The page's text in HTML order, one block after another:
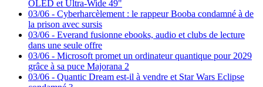
OLED et Ultra-Wide 49"
03/06 - Cyberharcèlement : le rappeur Booba condamné à de
la prison avec sursis
03/06 - Everand fusionne ebooks, audio et clubs de lecture
dans une seule offre
03/06 - Microsoft promet un ordinateur quantique pour 2029
grâce à sa puce Majorana 2
03/06 - Quantic Dream est-il à vendre et Star Wars Eclipse